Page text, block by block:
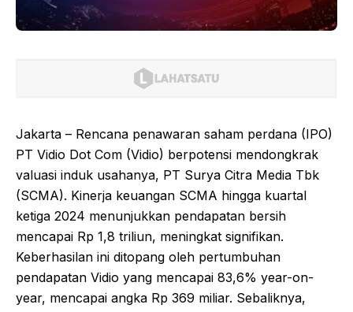
Jakarta – Rencana penawaran saham perdana (IPO)
PT Vidio Dot Com (Vidio) berpotensi mendongkrak
valuasi induk usahanya, PT Surya Citra Media Tbk
(SCMA). Kinerja keuangan SCMA hingga kuartal
ketiga 2024 menunjukkan pendapatan bersih
mencapai Rp 1,8 triliun, meningkat signifikan.
Keberhasilan ini ditopang oleh pertumbuhan
pendapatan Vidio yang mencapai 83,6% year-on-
year, mencapai angka Rp 369 miliar. Sebaliknya,